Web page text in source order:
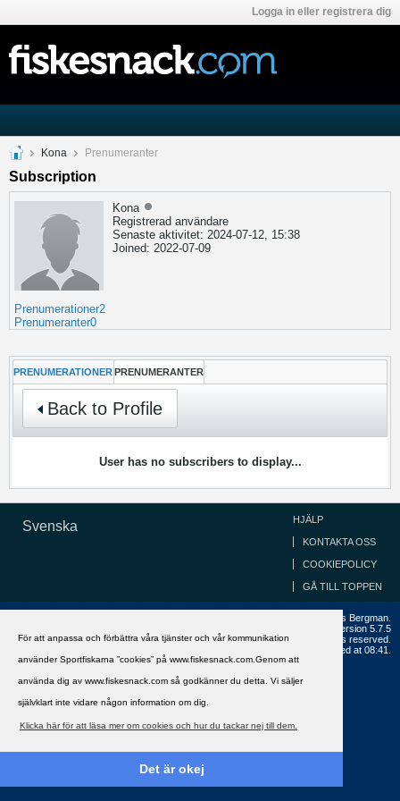
För att anpassa och förbättra våra tjänster och vår kommunikation
använder Sportfiskarna ”cookies” på www.fiskesnack.com.Genom att
använda dig av www.fiskesnack.com så godkänner du detta. Vi säljer
självklart inte vidare någon information om dig.
Klicka här för att läsa mer om cookies och hur du tackar nej till dem.
Det är okej
Logga in eller registrera dig
Kona Prenumeranter
Subscription
Kona
Registrerad användare
Senaste aktivitet: 2024-07-12, 15:38
Joined: 2022-07-09
Prenumerationer2
Prenumeranter0
PRENUMERATIONER PRENUMERANTER
Back to Profile
User has no subscribers to display...
Svenska HJÄLP
KONTAKTA OSS
COOKIEPOLICY
GÅ TILL TOPPEN
Copyright ©2002 - 2021, FiskeSnack.com. Grundad 2002 av Anders Bergman.
Version 5.7.5
Copyright © 2026 MH Sub I, LLC dba vBulletin. All rights reserved.
All times are GMT+1. This page was generated at 08:41.